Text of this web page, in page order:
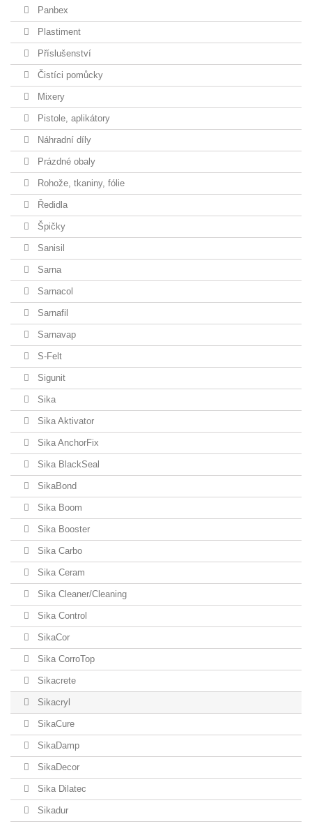
Panbex
Plastiment
Příslušenství
Čistíci pomůcky
Mixery
Pistole, aplikátory
Náhradní díly
Prázdné obaly
Rohože, tkaniny, fólie
Ředidla
Špičky
Sanisil
Sarna
Sarnacol
Sarnafil
Sarnavap
S-Felt
Sigunit
Sika
Sika Aktivator
Sika AnchorFix
Sika BlackSeal
SikaBond
Sika Boom
Sika Booster
Sika Carbo
Sika Ceram
Sika Cleaner/Cleaning
Sika Control
SikaCor
Sika CorroTop
Sikacrete
Sikacryl
SikaCure
SikaDamp
SikaDecor
Sika Dilatec
Sikadur